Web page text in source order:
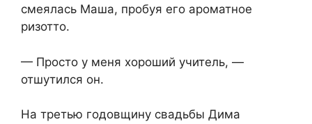
смеялась Маша, пробуя его ароматное
ризотто.
— Просто у меня хороший учитель, —
отшутился он.
На третью годовщину свадьбы Дима